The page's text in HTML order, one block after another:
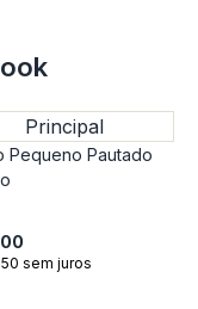
Pequeno Pautado
sem juros